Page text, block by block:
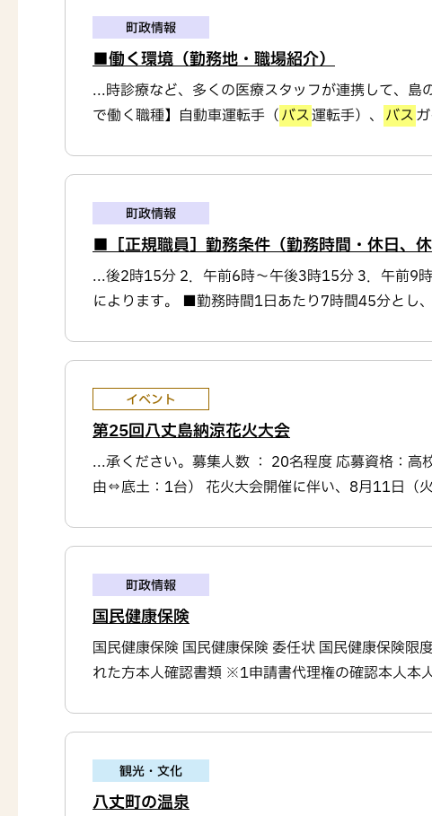
町政情報
■働く環境（勤務地・職場紹介）
...時診療など、多くの医療スタッフが連携して、
で働く職種】自動車運転手（バス運転手）、 バス
町政情報
■［正規職員］勤務条件（勤務時間・休日、
...後2時15分 2．午前6時～午後3時15分 3．午前9
によります。 ■勤務時間1日あたり7時間45分とし
イベント
第25回八丈島納涼花火大会
...承ください。募集人数 ： 20名程度 応募資格：
由⇔底土：1台） 花火大会開催に伴い、8月11日（
町政情報
国民健康保険
国民健康保険 国民健康保険 委任状 国民健康保険限
れた方本人確認書類 ※1申請書代理権の確認本人本
観光・文化
八丈町の温泉